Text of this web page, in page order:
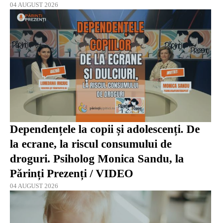
04 AUGUST 2026
Dependențele la copii și adolescenți. De
la ecrane, la riscul consumului de
droguri. Psiholog Monica Sandu, la
Părinți Prezenți / VIDEO
04 AUGUST 2026